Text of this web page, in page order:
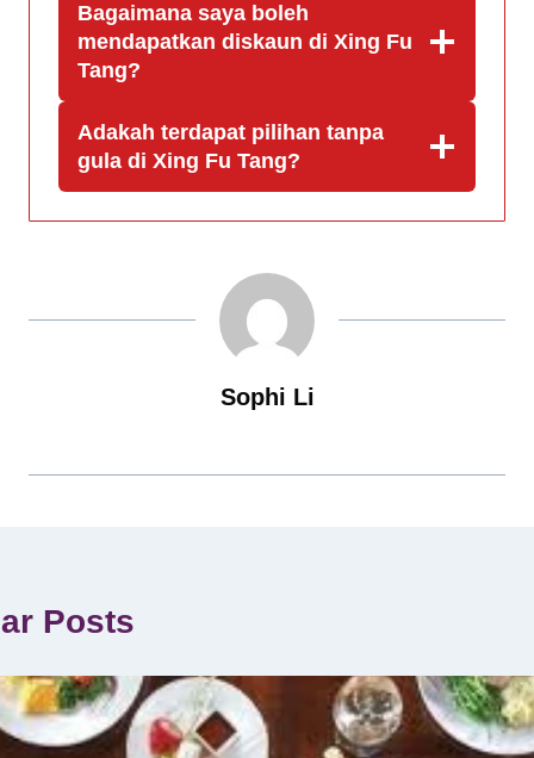
Bagaimana saya boleh
mendapatkan diskaun di Xing Fu
Tang?
Adakah terdapat pilihan tanpa
gula di Xing Fu Tang?
Sophi Li
Posts